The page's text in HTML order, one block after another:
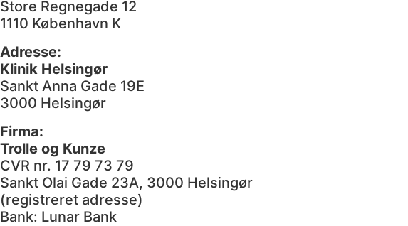
Store Regnegade 12
1110 København K
Adresse:
Klinik Helsingør
Sankt Anna Gade 19E
3000 Helsingør
Firma:
Trolle og Kunze
CVR nr. 17 79 73 79
Sankt Olai Gade 23A, 3000 Helsingør
(registreret adresse)
Bank: Lunar Bank